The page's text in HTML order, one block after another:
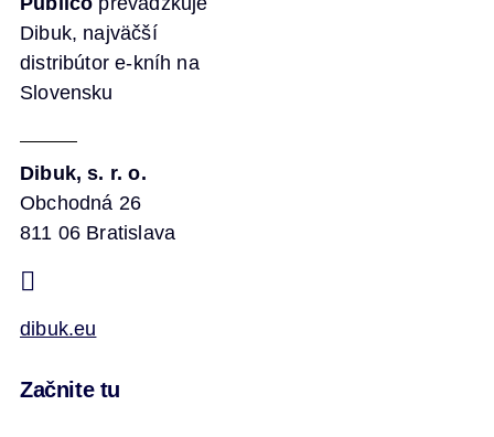
Dibuk, najväčší
distribútor e-kníh na
Slovensku
Dibuk, s. r. o.
Obchodná 26
811 06 Bratislava
dibuk.eu
Začnite tu